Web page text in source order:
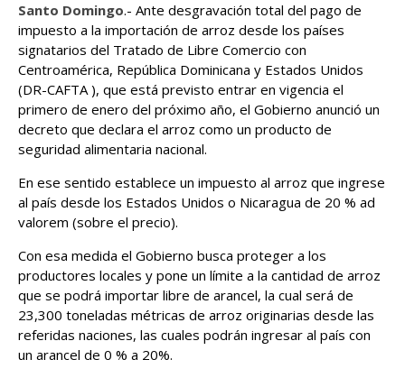
Santo Domingo.- Ante desgravación total del pago de
impuesto a la importación de arroz desde los países
signatarios del Tratado de Libre Comercio con
Centroamérica, República Dominicana y Estados Unidos
(DR-CAFTA ), que está previsto entrar en vigencia el
primero de enero del próximo año, el Gobierno anunció un
decreto que declara el arroz como un producto de
seguridad alimentaria nacional.
En ese sentido establece un impuesto al arroz que ingrese
al país desde los Estados Unidos o Nicaragua de 20 % ad
valorem (sobre el precio).
Con esa medida el Gobierno busca proteger a los
productores locales y pone un límite a la cantidad de arroz
que se podrá importar libre de arancel, la cual será de
23,300 toneladas métricas de arroz originarias desde las
referidas naciones, las cuales podrán ingresar al país con
un arancel de 0 % a 20%.